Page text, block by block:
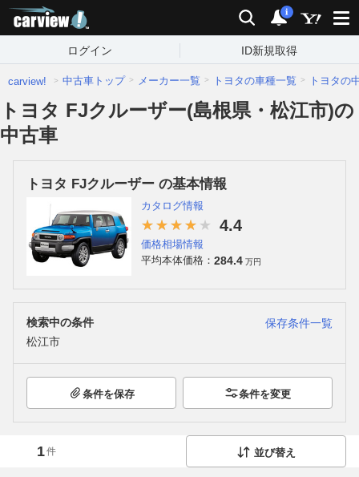
検索 通知
i
ログイン ID新規取得
carview! 中古車トップ メーカー一覧 トヨタの車種一覧 トヨタの
トヨタ FJクルーザー(島根県・松江市)の
中古車
トヨタ FJクルーザー の基本情報
カタログ情報
4.4
価格相場情報
平均本体価格： 284.4 万円
検索中の条件
保存条件一覧
松江市
条件を保存 条件を変更
1件 並び替え